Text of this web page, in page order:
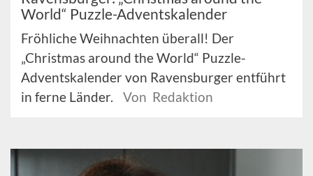
World“ Puzzle-Adventskalender
Fröhliche Weihnachten überall! Der
„Christmas around the World“ Puzzle-
Adventskalender von Ravensburger entführt
in ferne Länder.
Von Redaktion